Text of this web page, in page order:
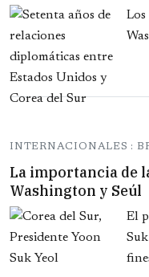
Los
INTERNACIONALES :
La importancia de
Washington y Seúl
El